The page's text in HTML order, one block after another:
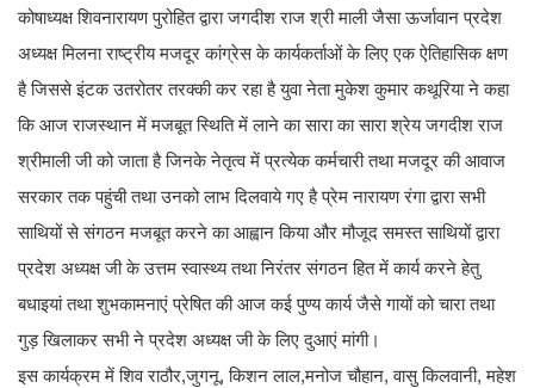
कोषाध्यक्ष शिवनारायण पुरोहित द्वारा जगदीश राज श्री माली जैसा ऊर्जावान प्रदेश
अध्यक्ष मिलना राष्ट्रीय मजदूर कांग्रेस के कार्यकर्ताओं के लिए एक ऐतिहासिक क्षण
है जिससे इंटक उतरोतर तरक्की कर रहा है युवा नेता मुकेश कुमार कथूरिया ने कहा
कि आज राजस्थान में मजबूत स्थिति में लाने का सारा का सारा श्रेय जगदीश राज
श्रीमाली जी को जाता है जिनके नेतृत्व में प्रत्येक कर्मचारी तथा मजदूर की आवाज
सरकार तक पहुंची तथा उनको लाभ दिलवाये गए है प्रेम नारायण रंगा द्वारा सभी
साथियों से संगठन मजबूत करने का आह्वान किया और मौजूद समस्त साथियों द्वारा
प्रदेश अध्यक्ष जी के उत्तम स्वास्थ्य तथा निरंतर संगठन हित में कार्य करने हेतु
बधाइयां तथा शुभकामनाएं प्रेषित की आज कई पुण्य कार्य जैसे गायों को चारा तथा
गुड़ खिलाकर सभी ने प्रदेश अध्यक्ष जी के लिए दुआएं मांगी।
इस कार्यक्रम में शिव राठौर,जुगनू, किशन लाल,मनोज चौहान, वासु किलवानी, महेश